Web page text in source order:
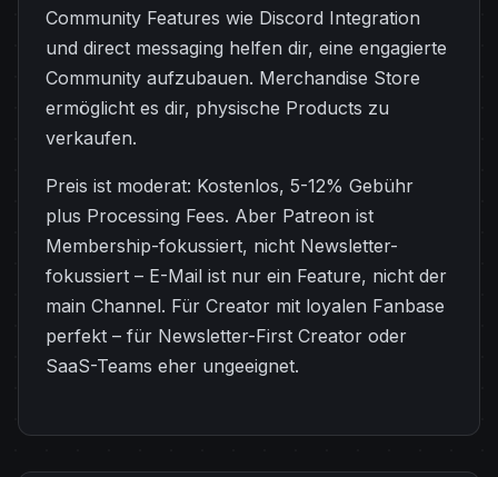
Community Features wie Discord Integration
und direct messaging helfen dir, eine engagierte
Community aufzubauen. Merchandise Store
ermöglicht es dir, physische Products zu
verkaufen.
Preis ist moderat: Kostenlos, 5-12% Gebühr
plus Processing Fees. Aber Patreon ist
Membership-fokussiert, nicht Newsletter-
fokussiert – E-Mail ist nur ein Feature, nicht der
main Channel. Für Creator mit loyalen Fanbase
perfekt – für Newsletter-First Creator oder
SaaS-Teams eher ungeeignet.